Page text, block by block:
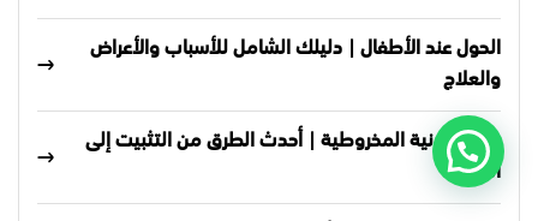
الحول عند الأطفال | دليلك الشامل للأسباب والأعراض
والعلاج
علاج القرنية المخروطية | أحدث الطرق من التثبيت إلى
الزراعة